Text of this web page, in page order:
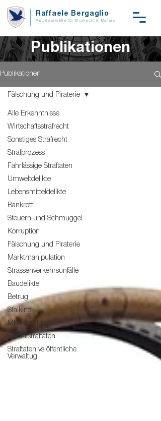
Rechtsanwälte für Strafrecht in Mailand
Raffaele Bergaglio
Publikationen
Publikationen
Alle Erkenntnisse
Wirtschaftsstrafrecht
Sonstiges Strafrecht
Strafprozess
Fahrlässige Straftaten
Umweltdelikte
Lebensmitteldelikte
Bankrott
Steuern und Schmuggel
Korruption
Fälschung und Piraterie
Marktmanipulation
Strassenverkehrsunfälle
Baudelikte
Betrug
Stalking
Misshandlung
Sexualstraftaten
Straftaten vs öffentliche
Verwaltug
Fälschung und Piraterie